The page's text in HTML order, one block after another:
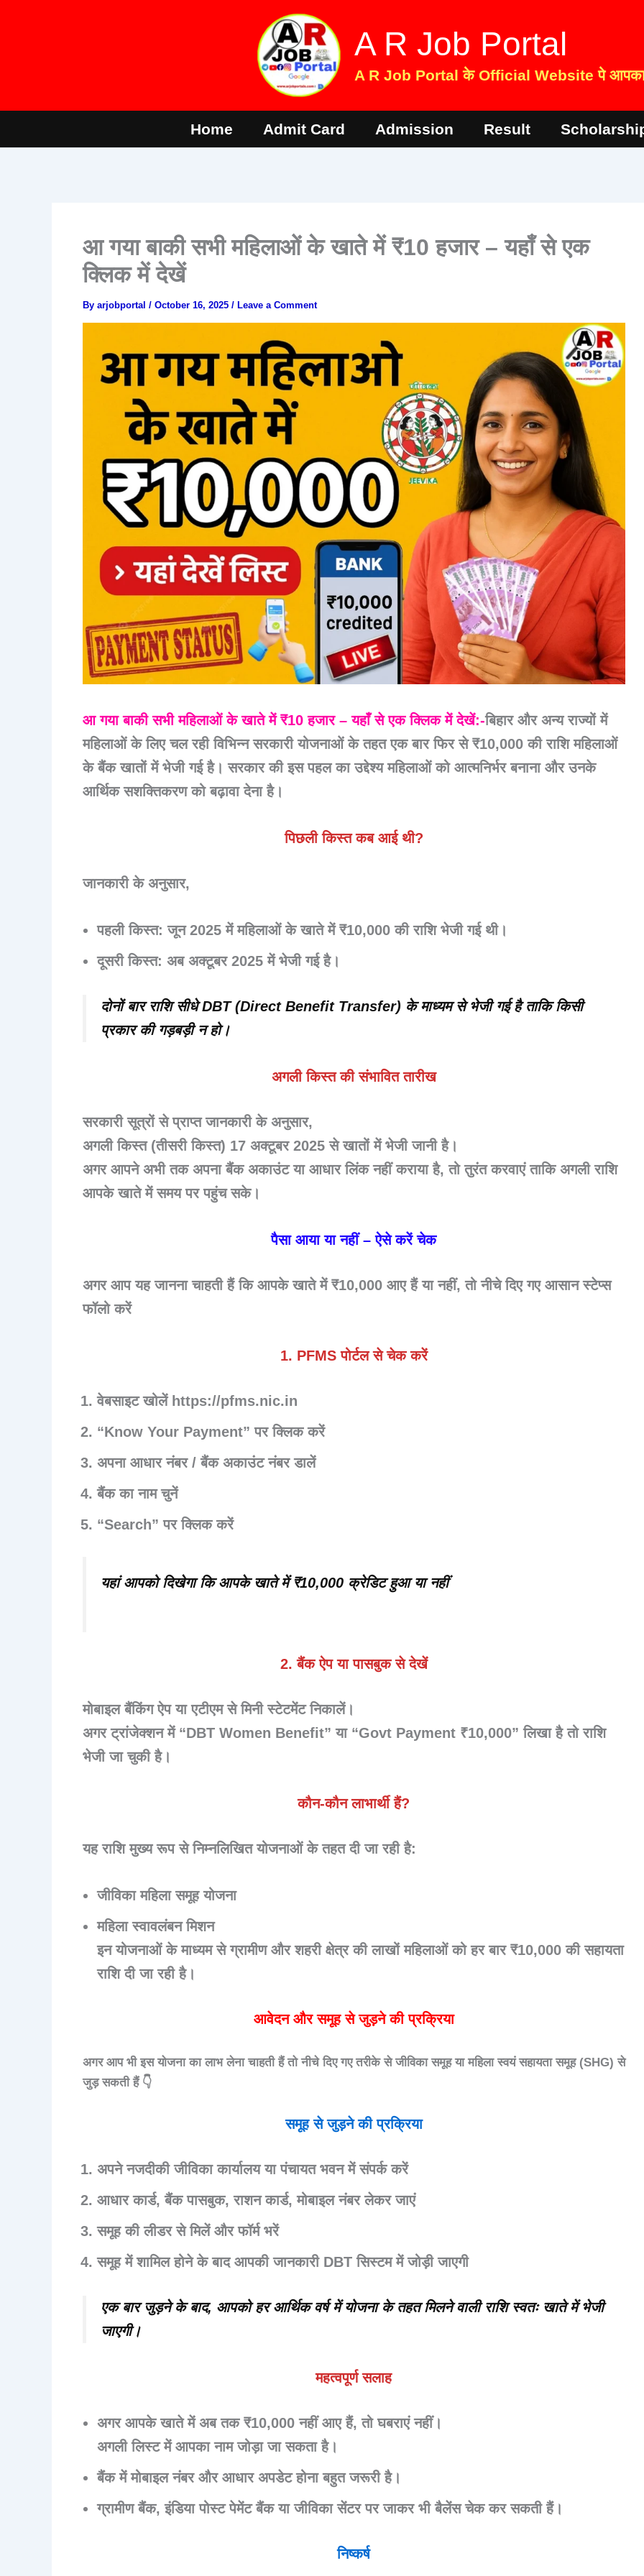
A R Job Portal
A R Job Portal के Official Website पे आपका
Home Admit Card Admission Result
आ गया बाकी सभी महिलाओं के खाते में ₹10 हजार – यहाँ से एक
क्लिक में देखें
By arjobportal / October 16, 2025 / Leave a Comment
आ गया बाकी सभी महिलाओं के खाते में ₹10 हजार – यहाँ से एक क्लिक में देखें:-बिहार और अन्य राज्यों में
महिलाओं के लिए चल रही विभिन्न सरकारी योजनाओं के तहत एक बार फिर से ₹10,000 की राशि महिलाओं
के बैंक खातों में भेजी गई है। सरकार की इस पहल का उद्देश्य महिलाओं को आत्मनिर्भर बनाना और उनके
आर्थिक सशक्तिकरण को बढ़ावा देना है।
पिछली किस्त कब आई थी?
जानकारी के अनुसार,
पहली किस्त: जून 2025 में महिलाओं के खाते में ₹10,000 की राशि भेजी गई थी।
दूसरी किस्त: अब अक्टूबर 2025 में भेजी गई है।
दोनों बार राशि सीधेDBT (Direct Benefit Transfer) के माध्यम से भेजी गई है ताकि किसी
प्रकार की गड़बड़ी न हो।
अगली किस्त की संभावित तारीख
सरकारी सूत्रों से प्राप्त जानकारी के अनुसार,
अगली किस्त (तीसरी किस्त) 17 अक्टूबर 2025से खातों में भेजी जानी है।
अगर आपने अभी तक अपना बैंक अकाउंट या आधार लिंक नहीं कराया है, तो तुरंत करवाएं ताकि अगली राशि
आपके खाते में समय पर पहुंच सके।
पैसा आया या नहीं – ऐसे करें चेक
अगर आप यह जानना चाहती हैं कि आपके खाते में ₹10,000 आए हैं या नहीं, तो नीचे दिए गए आसान स्टेप्स
फॉलो करें
1. PFMS पोर्टल से चेक करें
वेबसाइट खोलें https://pfms.nic.in
“Know Your Payment” पर क्लिक करें
अपना आधार नंबर / बैंक अकाउंट नंबरडालें
बैंक का नाम चुनें
“Search” पर क्लिक करें
यहां आपको दिखेगा कि आपके खाते में ₹10,000 क्रेडिट हुआ या नहीं
2. बैंक ऐप या पासबुक से देखें
मोबाइल बैंकिंग ऐप या एटीएम से मिनी स्टेटमेंट निकालें।
अगर ट्रांजेक्शन में “DBT Women Benefit” या “Govt Payment ₹10,000” लिखा है तो राशि
भेजी जा चुकी है।
कौन-कौन लाभार्थी हैं?
यह राशि मुख्य रूप से निम्नलिखित योजनाओं के तहत दी जा रही है:
जीविका महिला समूह योजना
महिला स्वावलंबन मिशन
इन योजनाओं के माध्यम से ग्रामीण और शहरी क्षेत्र की लाखों महिलाओं को हर बार ₹10,000 की सहायता
राशि दी जा रही है।
आवेदन और समूह से जुड़ने की प्रक्रिया
अगर आप भी इस योजना का लाभ लेना चाहती हैं तो नीचे दिए गए तरीके सेजीविका समूह या महिला स्वयं सहायता समूह (SHG) से
जुड़ सकती हैं 👇
समूह से जुड़ने की प्रक्रिया
अपने नजदीकीजीविका कार्यालय या पंचायत भवनमें संपर्क करें
आधार कार्ड, बैंक पासबुक, राशन कार्ड, मोबाइल नंबरलेकर जाएं
समूह की लीडर से मिलें और फॉर्म भरें
समूह में शामिल होने के बाद आपकी जानकारी DBT सिस्टम में जोड़ी जाएगी
एक बार जुड़ने के बाद, आपको हर आर्थिक वर्ष में योजना के तहत मिलने वाली राशि स्वतः खाते में भेजी
जाएगी।
महत्वपूर्ण सलाह
अगर आपके खाते में अब तक ₹10,000 नहीं आए हैं, तो घबराएं नहीं।
अगली लिस्ट में आपका नाम जोड़ा जा सकता है।
बैंक में मोबाइल नंबर और आधार अपडेटहोना बहुत जरूरी है।
ग्रामीण बैंक, इंडिया पोस्ट पेमेंट बैंकयाजीविका सेंटरपर जाकर भी बैलेंस चेक कर सकती हैं।
निष्कर्ष